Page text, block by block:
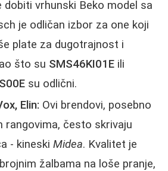
dobiti vrhunski Beko model sa
je odličan izbor za one koji
plate za dugotrajnost i
što su SMS46KI01E ili
su odlični.
Elin: Ovi brendovi, posebno
rangovima, često skrivaju
- kineski Midea. Kvalitet je
žalbama na loše pranje,